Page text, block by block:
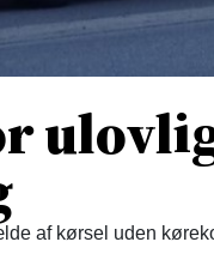
af kørsel uden